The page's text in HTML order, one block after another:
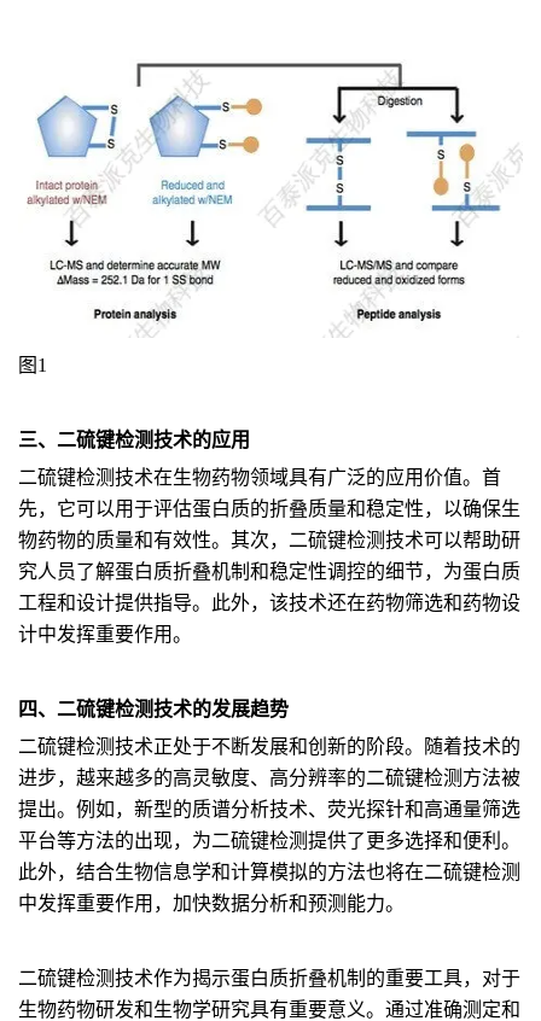
图1
三、二硫键检测技术的应用
二硫键检测技术在生物药物领域具有广泛的应用价值。首
先，它可以用于评估蛋白质的折叠质量和稳定性，以确保生
物药物的质量和有效性。其次，二硫键检测技术可以帮助研
究人员了解蛋白质折叠机制和稳定性调控的细节，为蛋白质
工程和设计提供指导。此外，该技术还在药物筛选和药物设
计中发挥重要作用。
四、二硫键检测技术的发展趋势
二硫键检测技术正处于不断发展和创新的阶段。随着技术的
进步，越来越多的高灵敏度、高分辨率的二硫键检测方法被
提出。例如，新型的质谱分析技术、荧光探针和高通量筛选
平台等方法的出现，为二硫键检测提供了更多选择和便利。
此外，结合生物信息学和计算模拟的方法也将在二硫键检测
中发挥重要作用，加快数据分析和预测能力。
二硫键检测技术作为揭示蛋白质折叠机制的重要工具，对于
生物药物研发和生物学研究具有重要意义。通过准确测定和